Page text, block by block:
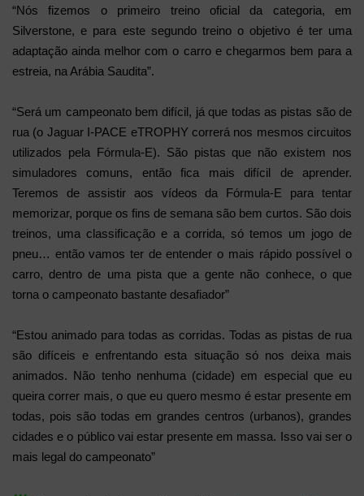
“Nós fizemos o primeiro treino oficial da categoria, em
Silverstone, e para este segundo treino o objetivo é ter uma
adaptação ainda melhor com o carro e chegarmos bem para a
estreia, na Arábia Saudita”.
“Será um campeonato bem difícil, já que todas as pistas são de
rua (o Jaguar I-PACE eTROPHY correrá nos mesmos circuitos
utilizados pela Fórmula-E). São pistas que não existem nos
simuladores comuns, então fica mais difícil de aprender.
Teremos de assistir aos vídeos da Fórmula-E para tentar
memorizar, porque os fins de semana são bem curtos. São dois
treinos, uma classificação e a corrida, só temos um jogo de
pneu… então vamos ter de entender o mais rápido possível o
carro, dentro de uma pista que a gente não conhece, o que
torna o campeonato bastante desafiador”
“Estou animado para todas as corridas. Todas as pistas de rua
são difíceis e enfrentando esta situação só nos deixa mais
animados. Não tenho nenhuma (cidade) em especial que eu
queira correr mais, o que eu quero mesmo é estar presente em
todas, pois são todas em grandes centros (urbanos), grandes
cidades e o público vai estar presente em massa. Isso vai ser o
mais legal do campeonato”